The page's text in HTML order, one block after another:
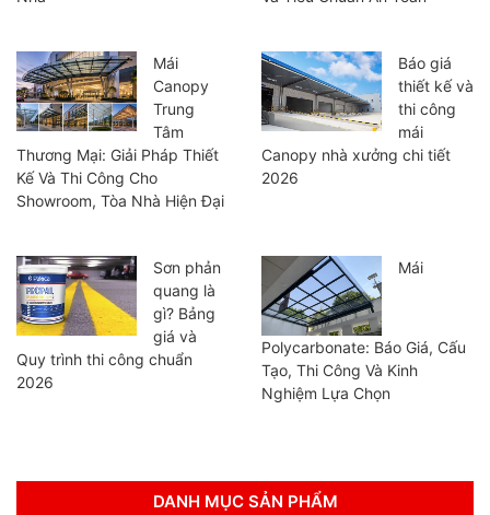
Mái
Canopy
Trung
Tâm
Thương Mại: Giải Pháp Thiết
Kế Và Thi Công Cho
Showroom, Tòa Nhà Hiện Đại
Báo giá
thiết kế và
thi công
mái
Canopy nhà xưởng chi tiết
2026
Sơn phản
quang là
gì? Bảng
giá và
Quy trình thi công chuẩn
2026
Mái
Polycarbonate: Báo Giá, Cấu
Tạo, Thi Công Và Kinh
Nghiệm Lựa Chọn
DANH MỤC SẢN PHẨM